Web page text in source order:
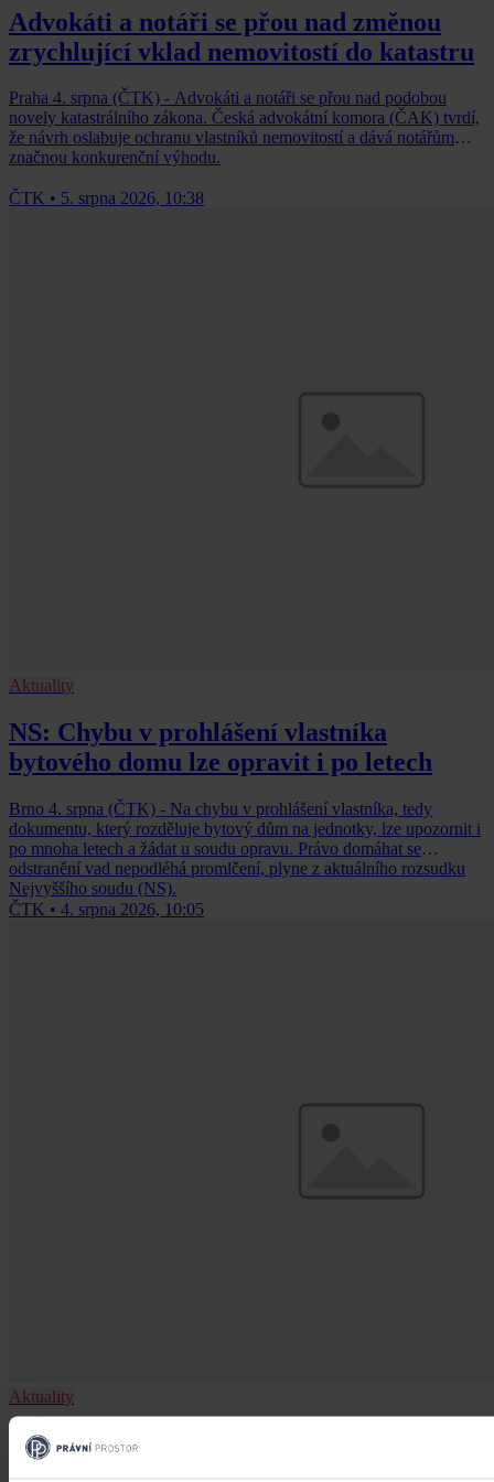
Advokáti a notáři se přou nad změnou
zrychlující vklad nemovitostí do katastru
Praha 4. srpna (ČTK) - Advokáti a notáři se přou nad podobou
novely katastrálního zákona. Česká advokátní komora (ČAK) tvrdí,
že návrh oslabuje ochranu vlastníků nemovitostí a dává notářům
značnou konkurenční výhodu.
ČTK • 5. srpna 2026, 10:38
Aktuality
NS: Chybu v prohlášení vlastníka
bytového domu lze opravit i po letech
Brno 4. srpna (ČTK) - Na chybu v prohlášení vlastníka, tedy
dokumentu, který rozděluje bytový dům na jednotky, lze upozornit i
po mnoha letech a žádat u soudu opravu. Právo domáhat se
odstranění vad nepodléhá promlčení, plyne z aktuálního rozsudku
Nejvyššího soudu (NS).
ČTK • 4. srpna 2026, 10:05
Aktuality
Úkladná vražda a některé další činy by